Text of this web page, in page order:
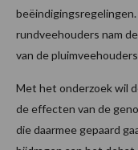
rundveehouders nam
van de
Met het onderzoek wil
de effecten van de
die daarmee gepaard